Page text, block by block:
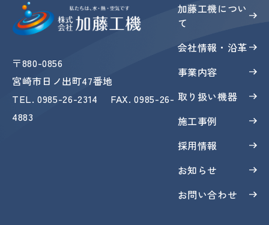
〒880-0856
宮崎市日ノ出町47番地
TEL.0985-26-2314 FAX. 0985-26-
4883
加藤工機につい
て
会社情報・沿革
事業内容
取り扱い機器
施工事例
採用情報
お知らせ
お問い合わせ